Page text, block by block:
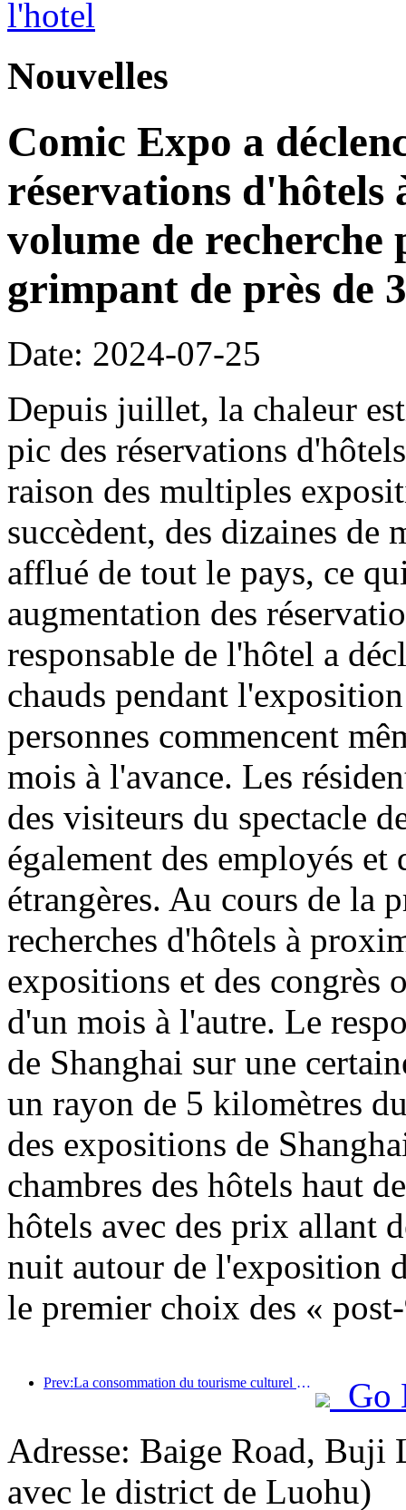
Nouvelles
Comic Expo a
réservations d'hôtels
volume de recherche
grimpant de près de
Date: 2024-07-25
Depuis juillet, la chaleur
pic des réservations
raison des multiples
succèdent, des dizaines
afflué de tout le pays, ce
augmentation des
responsable de l'hôtel a
chauds pendant
personnes commencent
mois à l'avance. Les
des visiteurs du spectacle
également des employés
étrangères. Au cours de la
recherches d'hôtels à
expositions et des congrès
d'un mois à l'autre. Le
de Shanghai sur une
un rayon de 5 kilomètres
des expositions de
chambres des hôtels haut
hôtels avec des prix allant
nuit autour de l'exposition
le premier choix des «
Prev:La consommation du tourisme culturel estival a augmenté de plus de 20 % d'un mois à l'autre, Pékin, Shanghai, Chengdu, Xi'an et Guangzhou étant en tête des destinations populaires.
Go
Adresse: Baige Road, Buji
avec le district de Luohu)